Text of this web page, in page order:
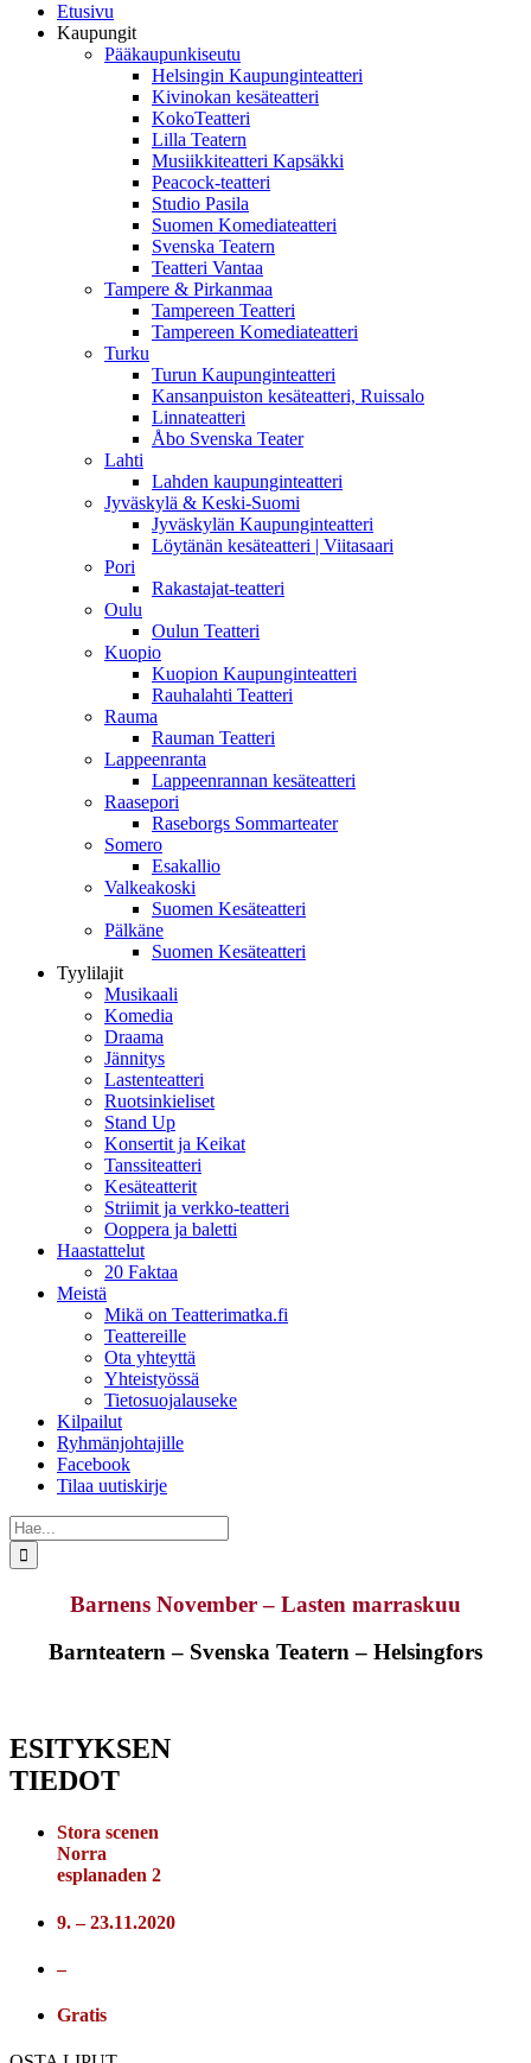
Etusivu
Kaupungit
Pääkaupunkiseutu
Helsingin Kaupunginteatteri
Kivinokan kesäteatteri
KokoTeatteri
Lilla Teatern
Musiikkiteatteri Kapsäkki
Peacock-teatteri
Studio Pasila
Suomen Komediateatteri
Svenska Teatern
Teatteri Vantaa
Tampere & Pirkanmaa
Tampereen Teatteri
Tampereen Komediateatteri
Turku
Turun Kaupunginteatteri
Kansanpuiston kesäteatteri, Ruissalo
Linnateatteri
Åbo Svenska Teater
Lahti
Lahden kaupunginteatteri
Jyväskylä & Keski-Suomi
Jyväskylän Kaupunginteatteri
Löytänän kesäteatteri | Viitasaari
Pori
Rakastajat-teatteri
Oulu
Oulun Teatteri
Kuopio
Kuopion Kaupunginteatteri
Rauhalahti Teatteri
Rauma
Rauman Teatteri
Lappeenranta
Lappeenrannan kesäteatteri
Raasepori
Raseborgs Sommarteater
Somero
Esakallio
Valkeakoski
Suomen Kesäteatteri
Pälkäne
Suomen Kesäteatteri
Tyylilajit
Musikaali
Komedia
Draama
Jännitys
Lastenteatteri
Ruotsinkieliset
Stand Up
Konsertit ja Keikat
Tanssiteatteri
Kesäteatterit
Striimit ja verkko-teatteri
Ooppera ja baletti
Haastattelut
20 Faktaa
Meistä
Mikä on Teatterimatka.fi
Teattereille
Ota yhteyttä
Yhteistyössä
Tietosuojalauseke
Kilpailut
Ryhmänjohtajille
Facebook
Tilaa uutiskirje
Etsi
...
Barnens November – Lasten marraskuu
Barnteatern – Svenska Teatern – Helsingfors
ESITYKSEN
TIEDOT
Stora scenen
Norra
esplanaden 2
9. – 23.11.2020
–
Gratis